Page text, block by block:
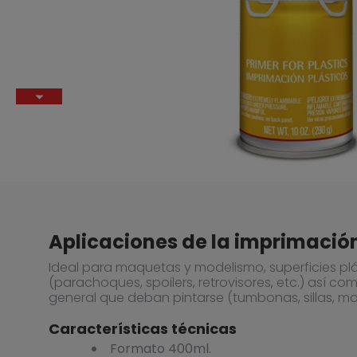
Aplicaciones de la
Ideal para maquetas y modelismo, superficies
(parachoques, spoilers, retrovisores, etc.) así
general que deban pintarse (tumbonas, sillas,
Características técnicas
Formato 400ml.